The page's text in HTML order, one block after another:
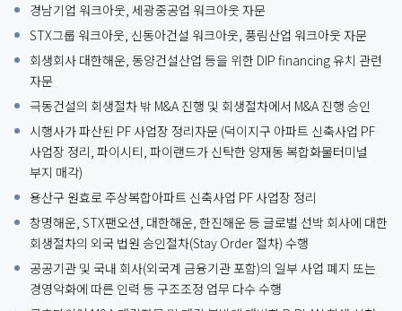
경남기업 워크아웃, 세광중공업 워크아웃 자문
STX그룹 워크아웃, 신동아건설 워크아웃, 풍림산업 워크아웃 자문
회생회사 대한해운, 동양건설산업 등을 위한 DIP financing 유치 관련
자문
극동건설의 회생절차 밖 M&A 진행 및 회생절차에서 M&A 진행 승인
시행사가 파산된 PF 사업장 정리자문 (덕이지구 아파트 신축사업 PF
사업장 정리, 파이시티, 파이랜드가 신탁한 양재동 복합화물터미널
부지 매각)
용산구 원효로 주상복합아파트 신축사업 PF 사업장 정리
창명해운, STX팬오션, 대한해운, 한진해운 등 글로벌 선박 회사에 대한
회생절차의 외국 법원 승인절차(Stay Order 절차) 수행
공공기관 및 국내 회사(외국계 금융기관 포함)의 일부 사업 폐지 또는
경영악화에 따른 인력 등 구조조정 업무 다수 수행